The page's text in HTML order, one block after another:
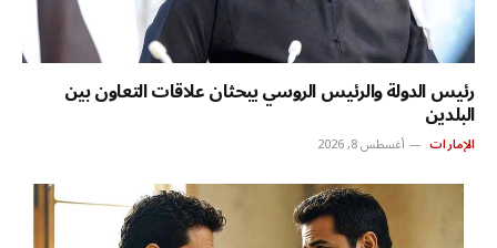
رئيس الدولة والرئيس الروسي يبحثان علاقات التعاون بين
البلدين
الإمارات أغسطس 8, 2026